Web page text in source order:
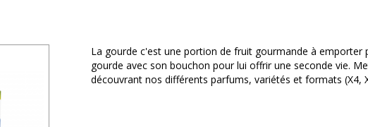
La gourde c'est une portion de fruit gourmande à emporter
gourde avec son bouchon pour lui offrir une seconde vie.
découvrant nos différents parfums, variétés et formats (X4,